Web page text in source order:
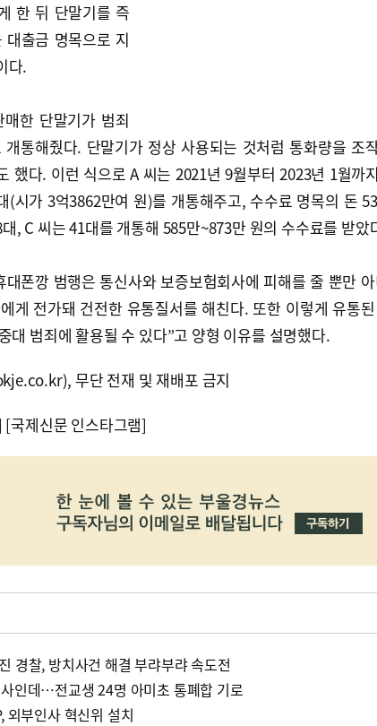
한 뒤 단말기를 즉
출금 명목으로 지
다.
한 단말기가 범죄
통해줬다. 단말기가 정상 사용되는 것처럼 통화량을 조
했다. 이런 식으로 A 씨는 2021년 9월부터 2023년 1월까
(시가 3억3862만여 원)를 개통해주고, 수수료 명목의 돈
, C 씨는 41대를 개통해 585만~873만 원의 수수료를 받았
대폰깡 범행은 통신사와 보증보험회사에 피해를 줄 뿐만
게 전가돼 건전한 유통질서를 해친다. 또한 이렇게 유통
대 범죄에 활용될 수 있다”고 양형 이유를 설명했다.
무단 전재 및 재배포 금지
[국제신문 인스타그램]
경찰, 방치사건 해결 부랴부랴 속도전
인데…전교생 24명 아미초 통폐합 기로
외부인사 혁신위 설치